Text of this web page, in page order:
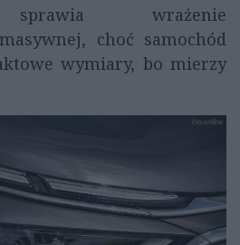
sprawia wrażenie
choć samochód
wymiary, bo mierzy